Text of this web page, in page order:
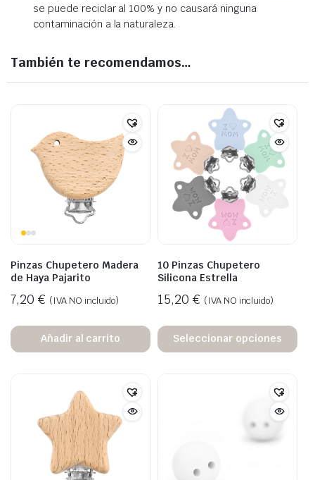
se puede reciclar al 100% y no causará ninguna
contaminación a la naturaleza.
También te recomendamos…
Pinzas Chupetero Madera
de Haya Pajarito
7,20 € (IVA NO incluido)
Añadir al carrito
10 Pinzas Chupetero
Silicona Estrella
15,20 € (IVA NO incluido)
Seleccionar opciones